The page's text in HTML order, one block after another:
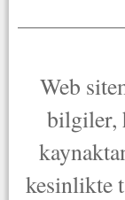
Web
bilgiler,
kesinlikte